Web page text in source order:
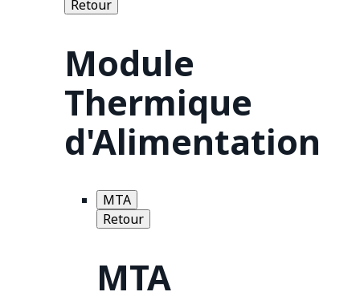
Retour
Module
Thermique
d'Alimentation
MTA
Retour
MTA